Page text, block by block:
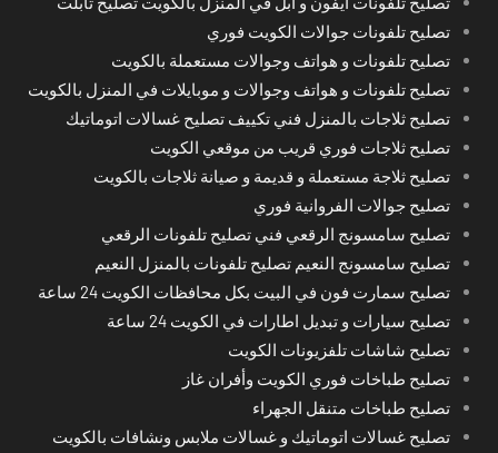
تصليح تلفونات جوالات الكويت فوري
تصليح تلفونات و هواتف وجوالات مستعملة بالكويت
تصليح تلفونات و هواتف وجوالات و موبايلات في المنزل بالكويت
تصليح ثلاجات بالمنزل فني تكييف تصليح غسالات اتوماتيك
تصليح ثلاجات فوري قريب من موقعي الكويت
تصليح ثلاجة مستعملة و قديمة و صيانة ثلاجات بالكويت
تصليح جوالات الفروانية فوري
تصليح سامسونج الرقعي فني تصليح تلفونات الرقعي
تصليح سامسونج النعيم تصليح تلفونات بالمنزل النعيم
تصليح سمارت فون في البيت بكل محافظات الكويت 24 ساعة
تصليح سيارات و تبديل اطارات في الكويت 24 ساعة
تصليح شاشات تلفزيونات الكويت
تصليح طباخات فوري الكويت وأفران غاز
تصليح طباخات متنقل الجهراء
تصليح غسالات اتوماتيك و غسالات ملابس ونشافات بالكويت